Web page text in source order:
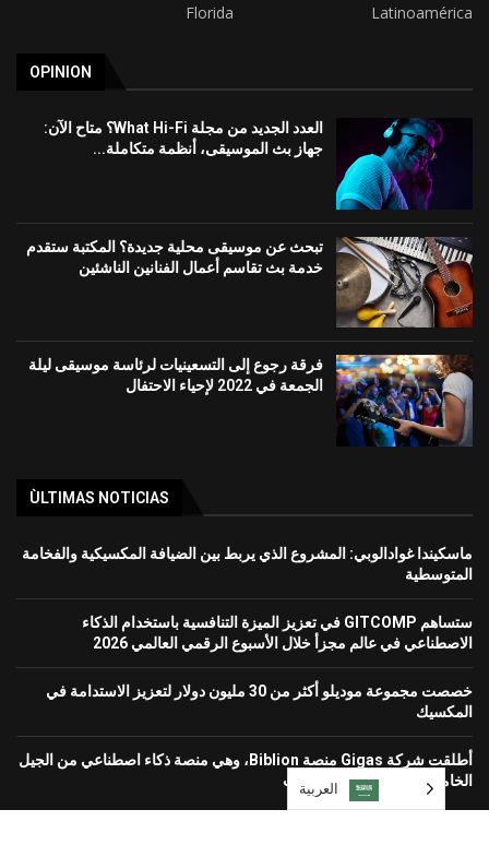
Latinoamérica
Florida
OPINION
العدد الجديد من مجلة What Hi-Fi؟ متاح الآن:
جهاز بث الموسيقى، أنظمة متكاملة...
تبحث عن موسيقى محلية جديدة؟ المكتبة ستقدم
خدمة بث تقاسم أعمال الفنانين الناشئين
فرقة رجوع إلى التسعينيات لرئاسة موسيقى ليلة
الجمعة في 2022 لإحياء الاحتفال
ÙLTIMAS NOTICIAS
ماسكيندا غوادالوبي: المشروع الذي يربط بين الضيافة المكسيكية والفخامة
المتوسطية
ستساهم GITCOMP في تعزيز الميزة التنافسية باستخدام الذكاء
الاصطناعي في عالم مجزأ خلال الأسبوع الرقمي العالمي 2026
خصصت مجموعة موديلو أكثر من 30 مليون دولار لتعزيز الاستدامة في
المكسيك
أطلقت شركة Gigas منصة Biblion، وهي منصة ذكاء اصطناعي من الجيل
الخامس لحماية بيئات الشركات
العربية‏